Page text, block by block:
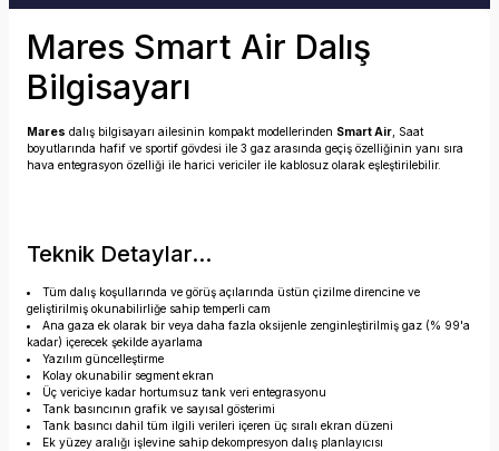
Mares Smart Air Dalış
Bilgisayarı
Mares dalış bilgisayarı ailesinin kompakt modellerinden Smart Air , Saat
boyutlarında hafif ve sportif gövdesi ile 3 gaz arasında geçiş özelliğinin yanı sıra
hava entegrasyon özelliği ile harici vericiler ile kablosuz olarak eşleştirilebilir.
Teknik Detaylar...
Tüm dalış koşullarında ve görüş açılarında üstün çizilme direncine ve
geliştirilmiş okunabilirliğe sahip temperli cam
Ana gaza ek olarak bir veya daha fazla oksijenle zenginleştirilmiş gaz (% 99'a
kadar) içerecek şekilde ayarlama
Yazılım güncelleştirme
Kolay okunabilir segment ekran
Üç vericiye kadar hortumsuz tank veri entegrasyonu
Tank basıncının grafik ve sayısal gösterimi
Tank basıncı dahil tüm ilgili verileri içeren üç sıralı ekran düzeni
Ek yüzey aralığı işlevine sahip dekompresyon dalış planlayıcısı